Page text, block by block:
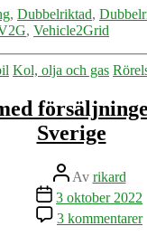
, Dubbelriktad,
, Vehicle2Grid
Kategorier
Kol, olja och gas
Sverige
Inläggsförfattare
Av rikard
Inläggsdatum
3 oktober 2022
3 kommentarer